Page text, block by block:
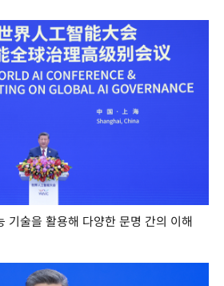
기술을 활용해 다양한 문명 간의 이해